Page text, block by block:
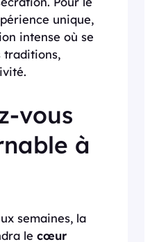
unique,
intense où se
traditions,
vous
à
semaines, la
le cœur